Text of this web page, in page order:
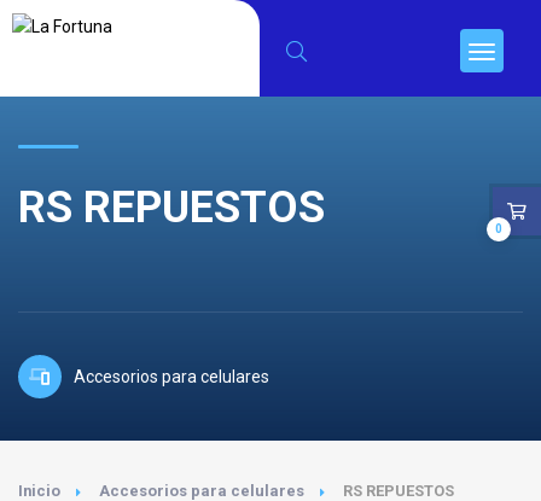
RS REPUESTOS
Accesorios para celulares
Inicio Accesorios para celulares RS REPUESTOS
0